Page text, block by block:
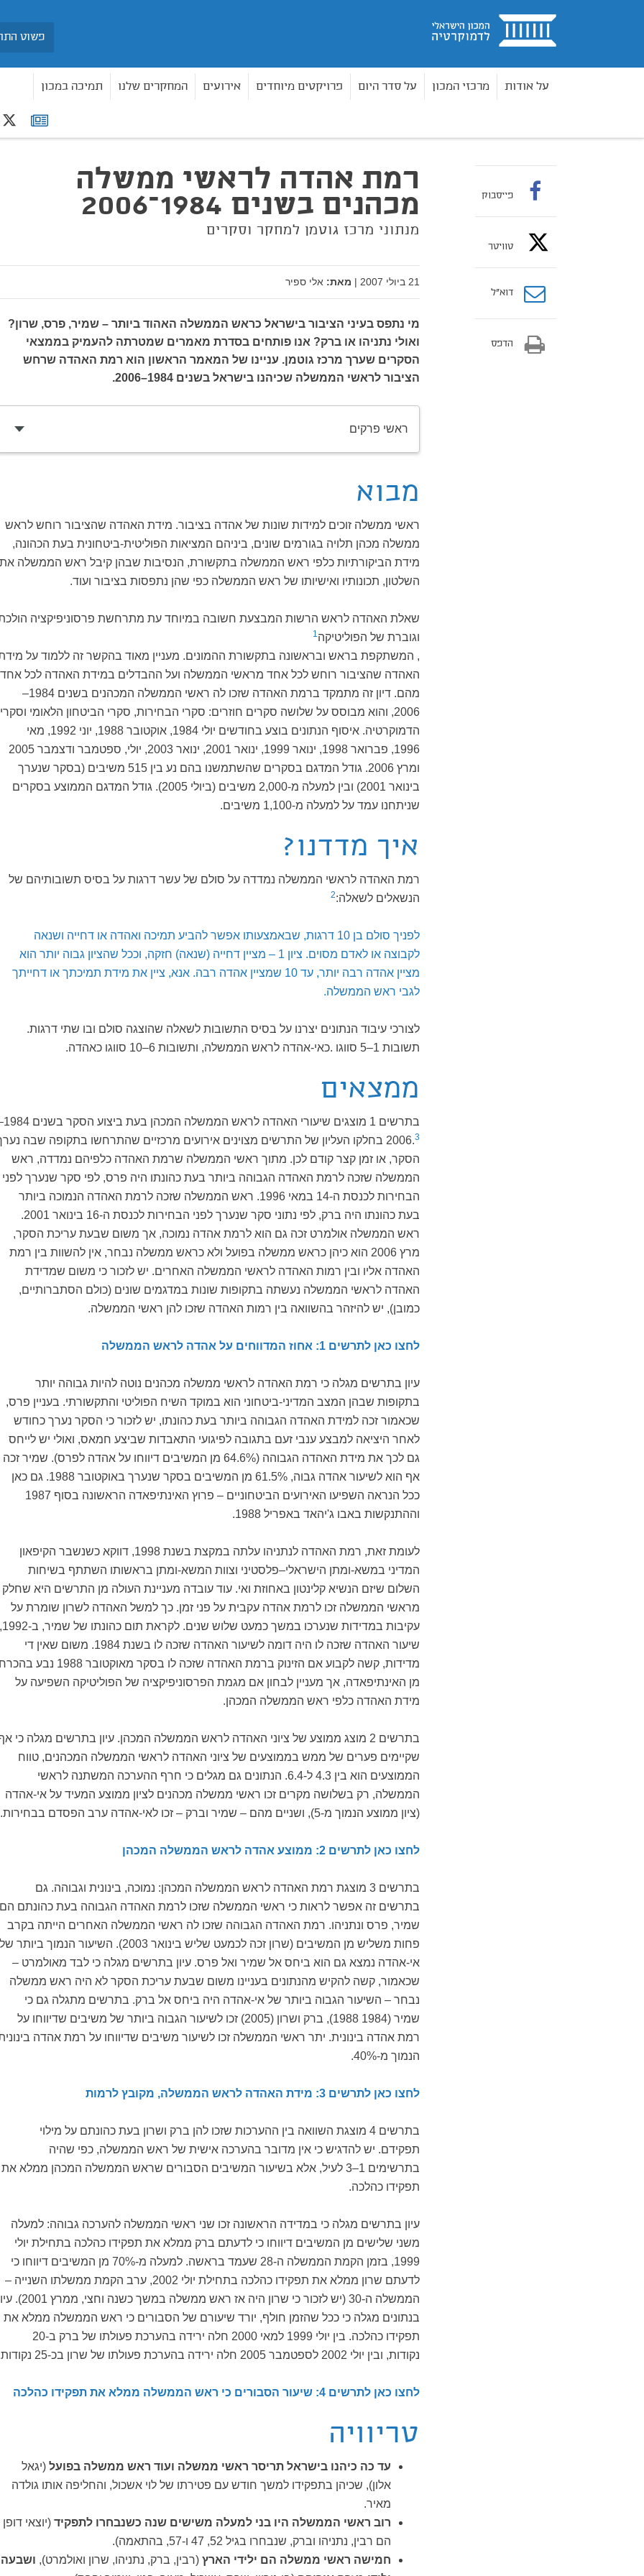
בית
על אודות מרכזי המכון על סדר היום פרויקטים מיוחדים אירועים המחקרים שלנו תמיכה במכון
רשימת
תפוצה
רמת אהדה לראשי ממשלה
מכהנים בשנים 1984–2006
מנתוני מרכז גוטמן למחקר וסקרים
21 ביולי 2007 | מאת: אלי ספיר
מי נתפס בעיני הציבור בישראל כראש הממשלה האהוד ביותר – שמיר, פרס, שרון?
ואולי נתניהו או ברק? אנו פותחים בסדרת מאמרים שמטרתה להעמיק בממצאי
הסקרים שערך מרכז גוטמן. עניינו של המאמר הראשון הוא רמת האהדה שרחש
הציבור לראשי הממשלה שכיהנו בישראל בשנים 1984–2006.
ראשי פרקים
מבוא
ראשי ממשלה זוכים למידות שונות של אהדה בציבור. מידת האהדה שהציבור רוחש לראש
ממשלה מכהן תלויה בגורמים שונים, ביניהם המציאות הפוליטית-ביטחונית בעת הכהונה,
מידת הביקורתיות כלפי ראש הממשלה בתקשורת, הנסיבות שבהן קיבל ראש הממשלה את
השלטון, תכונותיו ואישיותו של ראש הממשלה כפי שהן נתפסות בציבור ועוד.
שאלת האהדה לראש הרשות המבצעת חשובה במיוחד עת מתרחשת פרסוניפיקציה
וגוברת של הפוליטיקה1
, המשתקפת בראש ובראשונה בתקשורת ההמונים. מעניין מאוד בהקשר זה ללמוד על
האהדה שהציבור רוחש לכל אחד מראשי הממשלה ועל ההבדלים במידת האהדה לכל אחד
מהם. דיון זה מתמקד ברמת האהדה שזכו לה ראשי הממשלה המכהנים בשנים 1984–
2006, והוא מבוסס על שלושה סקרים חוזרים: סקרי הבחירות, סקרי הביטחון הלאומי וסקרי
הדמוקרטיה. איסוף הנתונים בוצע בחודשים יולי 1984, אוקטובר 1988, יוני 1992, מאי
1996, פברואר 1998, ינואר 1999, ינואר 2001, ינואר 2003, יולי, ספטמבר ודצמבר 2005
ומרץ 2006. גודל המדגם בסקרים שהשתמשנו בהם נע בין 515 משיבים (בסקר שנערך
בינואר 2001) ובין למעלה מ-2,000 משיבים (ביולי 2005). גודל המדגם הממוצע בסקרים
שניתחנו עמד על למעלה מ-1,100 משיבים.
איך מדדנו?
רמת האהדה לראשי הממשלה נמדדה על סולם של עשר דרגות על בסיס תשובותיהם של
הנשאלים לשאלה:2
לפניך סולם בן 10 דרגות, שבאמצעותו אפשר להביע תמיכה ואהדה או דחייה ושנאה
לקבוצה או לאדם מסוים. ציון 1 – מציין דחייה (שנאה) חזקה, וככל שהציון גבוה יותר הוא
מציין אהדה רבה יותר, עד 10 שמציין אהדה רבה. אנא, ציין את מידת תמיכתך או דחייתך
לגבי ראש הממשלה.
לצורכי עיבוד הנתונים יצרנו על בסיס התשובות לשאלה שהוצגה סולם ובו שתי דרגות.
תשובות 1–5 סווגו .כאי-אהדה לראש הממשלה, ותשובות 6–10 סווגו כאהדה.
ממצאים
בתרשים 1 מוצגים שיעורי
2006.3
בחלקו העליון של התרשים מצוינים אירועים מרכזיים שהתרחשו בתקופה שבה
הסקר, או זמן קצר קודם לכן. מתוך ראשי הממשלה שרמת האהדה כלפיהם נמדדה, ראש
הממשלה שזכה לרמת האהדה הגבוהה ביותר בעת כהונתו היה פרס, לפי סקר שנערך לפני
הבחירות לכנסת ה-14 במאי 1996. ראש הממשלה שזכה לרמת האהדה הנמוכה ביותר
בעת כהונתו היה ברק, לפי נתוני סקר שנערך לפני הבחירות לכנסת ה-16 בינואר 2001.
ראש הממשלה אולמרט זכה גם הוא לרמת אהדה נמוכה, אך משום שבעת עריכת הסקר,
מרץ 2006 הוא כיהן כראש ממשלה בפועל ולא כראש ממשלה נבחר, אין להשוות בין רמת
האהדה אליו ובין רמות האהדה לראשי הממשלה האחרים. יש לזכור כי משום שמדידת
האהדה לראשי הממשלה נעשתה בתקופות שונות במדגמים שונים (כולם הסתברותיים,
כמובן), יש להיזהר בהשוואה בין רמות האהדה שזכו להן ראשי הממשלה.
לחצו כאן לתרשים 1: אחוז המדווחים על אהדה לראש הממשלה
עיון בתרשים מגלה כי רמת האהדה לראשי ממשלה מכהנים נוטה להיות גבוהה יותר
בתקופות שבהן המצב המדיני-ביטחוני הוא במוקד השיח הפוליטי והתקשורתי. בעניין פרס,
שכאמור זכה למידת האהדה הגבוהה ביותר בעת כהונתו, יש לזכור כי הסקר נערך כחודש
לאחר היציאה למבצע ענבי זעם בתגובה לפיגועי התאבדות שביצע חמאס, ואולי יש לייחס
גם לכך את מידת האהדה הגבוהה (64.6% מן המשיבים דיווחו על אהדה לפרס). שמיר זכה
אף הוא לשיעור אהדה גבוה, 61.5% מן המשיבים בסקר שנערך באוקטובר 1988. גם כאן
ככל הנראה השפיעו האירועים הביטחוניים – פרוץ האינתיפאדה הראשונה בסוף 1987
וההתנקשות באבו ג'יהאד באפריל 1988.
לעומת זאת, רמת האהדה לנתניהו עלתה במקצת בשנת 1998, דווקא כשנשבר הקיפאון
המדיני במשא-ומתן הישראלי–פלסטיני וצוות המשא-ומתן בראשותו השתתף בשיחות
השלום שיזם הנשיא קלינטון באחוזת ואי. עוד עובדה מעניינת העולה מן התרשים היא שחלק
מראשי הממשלה זכו לרמת אהדה עקבית על פני זמן. כך למשל האהדה לשרון שומרת על
עקיבות במדידות שנערכו במשך כמעט שלוש שנים. לקראת תום כהונתו של שמיר, ב-1992,
שיעור האהדה שזכה לו היה דומה לשיעור האהדה שזכה לו בשנת 1984. משום שאין די
מדידות, קשה לקבוע אם הזינוק ברמת האהדה שזכה לו בסקר מאוקטובר 1988 נבע בהכרח
מן האינתיפאדה, אך מעניין לבחון אם מגמת הפרסוניפיקציה של הפוליטיקה השפיעה על
מידת האהדה כלפי ראש הממשלה המכהן.
בתרשים 2 מוצג ממוצע של ציוני האהדה לראש הממשלה המכהן. עיון בתרשים מגלה כי
שקיימים פערים של ממש בממוצעים של ציוני האהדה לראשי הממשלה המכהנים, טווח
הממוצעים הוא בין 4.3 ל-6.4. הנתונים גם מגלים כי חרף ההערכה המשתנה לראשי
הממשלה, רק בשלושה מקרים זכו ראשי ממשלה מכהנים לציון ממוצע המעיד על אי-אהדה
(ציון ממוצע הנמוך מ-5), ושניים מהם – שמיר וברק – זכו לאי-אהדה ערב הפסדם בבחירות.
לחצו כאן לתרשים 2: ממוצע אהדה לראש הממשלה המכהן
בתרשים 3 מוצגת רמת האהדה לראש הממשלה המכהן: נמוכה, בינונית וגבוהה. גם
בתרשים זה אפשר לראות כי ראשי הממשלה שזכו לרמת האהדה הגבוהה בעת כהונתם הם
שמיר, פרס ונתניהו. רמת האהדה הגבוהה שזכו לה ראשי הממשלה האחרים הייתה בקרב
פחות משליש מן המשיבים (שרון זכה לכמעט שליש בינואר 2003). השיעור הנמוך ביותר של
אי-אהדה נמצא גם הוא ביחס אל שמיר ואל פרס. עיון בתרשים מגלה כי לבד מאולמרט –
שכאמור, קשה להקיש מהנתונים בעניינו משום שבעת עריכת הסקר לא היה ראש ממשלה
נבחר – השיעור הגבוה ביותר של אי-אהדה היה ביחס אל ברק. בתרשים מתגלה גם כי
שמיר (1984 1988), ברק ושרון (2005) זכו לשיעור הגבוה ביותר של משיבים שדיווחו על
רמת אהדה בינונית. יתר ראשי הממשלה זכו לשיעור משיבים שדיווחו על רמת אהדה
הנמוך מ-40%.
לחצו כאן לתרשים 3: מידת האהדה לראש הממשלה, מקובץ לרמות
בתרשים 4 מוצגת השוואה בין ההערכות שזכו להן ברק ושרון בעת כהונתם על מילוי
תפקידם. יש להדגיש כי אין מדובר בהערכה אישית של ראש הממשלה, כפי שהיה
בתרשימים 1–3 לעיל, אלא בשיעור המשיבים הסבורים שראש הממשלה המכהן ממלא את
תפקידו כהלכה.
עיון בתרשים מגלה כי במדידה הראשונה זכו שני ראשי הממשלה להערכה גבוהה: למעלה
משני שלישים מן המשיבים דיווחו כי לדעתם ברק ממלא את תפקידו כהלכה בתחילת יולי
1999, בזמן הקמת הממשלה ה-28 שעמד בראשה. למעלה מ-70% מן המשיבים דיווחו כי
לדעתם שרון ממלא את תפקידו כהלכה בתחילת יולי 2002, ערב הקמת ממשלתו השנייה –
הממשלה ה-30 (יש לזכור כי שרון היה אז ראש ממשלה במשך כשנה וחצי,
בנתונים מגלה כי ככל שהזמן חולף, יורד שיעורם של הסבורים כי ראש הממשלה ממלא את
תפקידו כהלכה. בין יולי 1999 למאי 2000 חלה ירידה בהערכת פעולתו של ברק ב-20
נקודות, ובין יולי 2002 לספטמבר 2005 חלה ירידה בהערכת פעולתו של שרון בכ-25 נקודות.
לחצו כאן לתרשים 4: שיעור הסבורים כי ראש הממשלה ממלא את תפקידו כהלכה
טריוויה
עד כה כיהנו בישראל תריסר ראשי ממשלה ועוד ראש ממשלה בפועל (יגאל
אלון), שכיהן בתפקידו למשך חודש עם פטירתו של לוי אשכול, והחליפה אותו גולדה
מאיר.
רוב ראשי הממשלה היו בני למעלה משישים שנה כשנבחרו לתפקיד (יוצאי דופן
הם רבין, נתניהו וברק, שנבחרו בגיל 52, 47 ו-57, בהתאמה).
חמישה ראשי ממשלה הם ילידי הארץ (רבין, ברק, נתניהו, שרון ואולמרט), ושבעה
פייסבוק
טוויטר
דוא”ל
הדפס